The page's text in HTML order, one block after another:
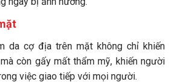
da cợ địa trên mặt không chỉ khiến
còn gấy mất thẩm mỹ, khiến người
việc giao tiếp với mọi người.